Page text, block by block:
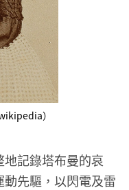
）
記錄塔布曼的哀
先驅，以閃電及雷